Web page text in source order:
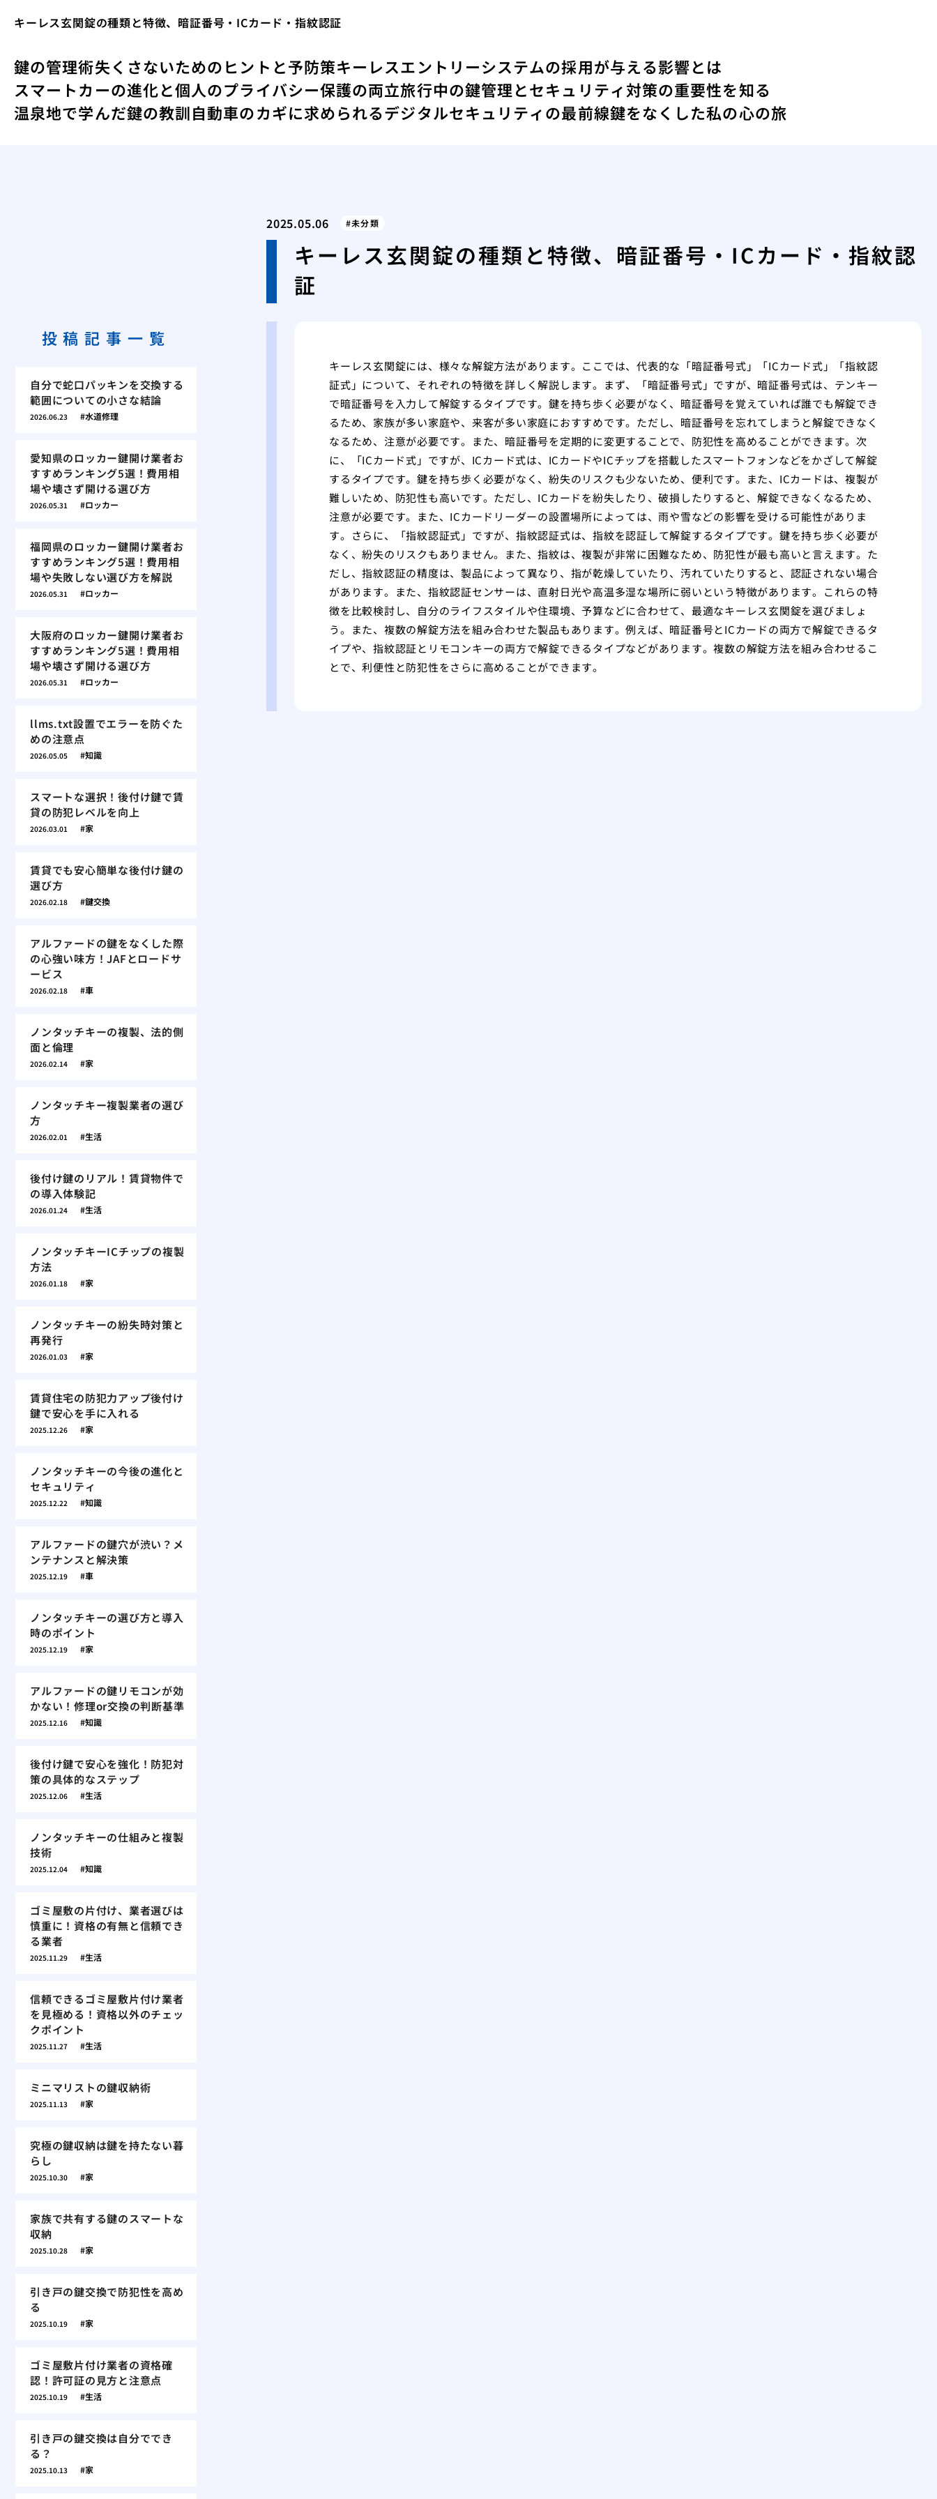
キーレス玄関錠の種類と特徴、暗証番号・ICカード・指紋認証
鍵の管理術失くさないためのヒントと予防策キーレスエントリーシステムの採用が与える影響とは
スマートカーの進化と個人のプライバシー保護の両立旅行中の鍵管理とセキュリティ対策の重要性を知る
温泉地で学んだ鍵の教訓自動車のカギに求められるデジタルセキュリティの最前線鍵をなくした私の心の旅
2025.05.06 未分類
キーレス玄関錠の種類と特徴、暗証番号・ICカード・指紋認
証
キーレス玄関錠には、様々な解錠方法があります。ここでは、代表的な「暗証番号式」「ICカード式」「指紋認
証式」について、それぞれの特徴を詳しく解説します。まず、「暗証番号式」ですが、暗証番号式は、テンキー
で暗証番号を入力して解錠するタイプです。鍵を持ち歩く必要がなく、暗証番号を覚えていれば誰でも解錠でき
るため、家族が多い家庭や、来客が多い家庭におすすめです。ただし、暗証番号を忘れてしまうと解錠できなく
なるため、注意が必要です。また、暗証番号を定期的に変更することで、防犯性を高めることができます。次
に、「ICカード式」ですが、ICカード式は、ICカードやICチップを搭載したスマートフォンなどをかざして解錠
するタイプです。鍵を持ち歩く必要がなく、紛失のリスクも少ないため、便利です。また、ICカードは、複製が
難しいため、防犯性も高いです。ただし、ICカードを紛失したり、破損したりすると、解錠できなくなるため、
注意が必要です。また、ICカードリーダーの設置場所によっては、雨や雪などの影響を受ける可能性がありま
す。さらに、「指紋認証式」ですが、指紋認証式は、指紋を認証して解錠するタイプです。鍵を持ち歩く必要が
なく、紛失のリスクもありません。また、指紋は、複製が非常に困難なため、防犯性が最も高いと言えます。た
だし、指紋認証の精度は、製品によって異なり、指が乾燥していたり、汚れていたりすると、認証されない場合
があります。また、指紋認証センサーは、直射日光や高温多湿な場所に弱いという特徴があります。これらの特
徴を比較検討し、自分のライフスタイルや住環境、予算などに合わせて、最適なキーレス玄関錠を選びましょ
う。また、複数の解錠方法を組み合わせた製品もあります。例えば、暗証番号とICカードの両方で解錠できるタ
イプや、指紋認証とリモコンキーの両方で解錠できるタイプなどがあります。複数の解錠方法を組み合わせるこ
とで、利便性と防犯性をさらに高めることができます。
投稿記事一覧
自分で蛇口パッキンを交換する
範囲についての小さな結論
2026.06.23 水道修理
愛知県のロッカー鍵開け業者お
すすめランキング5選！費用相
場や壊さず開ける選び方
2026.05.31 ロッカー
福岡県のロッカー鍵開け業者お
すすめランキング5選！費用相
場や失敗しない選び方を解説
2026.05.31 ロッカー
大阪府のロッカー鍵開け業者お
すすめランキング5選！費用相
場や壊さず開ける選び方
2026.05.31 ロッカー
llms.txt設置でエラーを防ぐた
めの注意点
2026.05.05 知識
スマートな選択！後付け鍵で賃
貸の防犯レベルを向上
2026.03.01 家
賃貸でも安心簡単な後付け鍵の
選び方
2026.02.18 鍵交換
アルファードの鍵をなくした際
の心強い味方！JAFとロードサ
ービス
2026.02.18 車
ノンタッチキーの複製、法的側
面と倫理
2026.02.14 家
ノンタッチキー複製業者の選び
方
2026.02.01 生活
後付け鍵のリアル！賃貸物件で
の導入体験記
2026.01.24 生活
ノンタッチキーICチップの複製
方法
2026.01.18 家
ノンタッチキーの紛失時対策と
再発行
2026.01.03 家
賃貸住宅の防犯力アップ後付け
鍵で安心を手に入れる
2025.12.26 家
ノンタッチキーの今後の進化と
セキュリティ
2025.12.22 知識
アルファードの鍵穴が渋い？メ
ンテナンスと解決策
2025.12.19 車
ノンタッチキーの選び方と導入
時のポイント
2025.12.19 家
アルファードの鍵リモコンが効
かない！修理or交換の判断基準
2025.12.16 知識
後付け鍵で安心を強化！防犯対
策の具体的なステップ
2025.12.06 生活
ノンタッチキーの仕組みと複製
技術
2025.12.04 知識
ゴミ屋敷の片付け、業者選びは
慎重に！資格の有無と信頼でき
る業者
2025.11.29 生活
信頼できるゴミ屋敷片付け業者
を見極める！資格以外のチェッ
クポイント
2025.11.27 生活
ミニマリストの鍵収納術
2025.11.13 家
究極の鍵収納は鍵を持たない暮
らし
2025.10.30 家
家族で共有する鍵のスマートな
収納
2025.10.28 家
引き戸の鍵交換で防犯性を高め
る
2025.10.19 家
ゴミ屋敷片付け業者の資格確
認！許可証の見方と注意点
2025.10.19 生活
引き戸の鍵交換は自分ででき
る？
2025.10.13 家